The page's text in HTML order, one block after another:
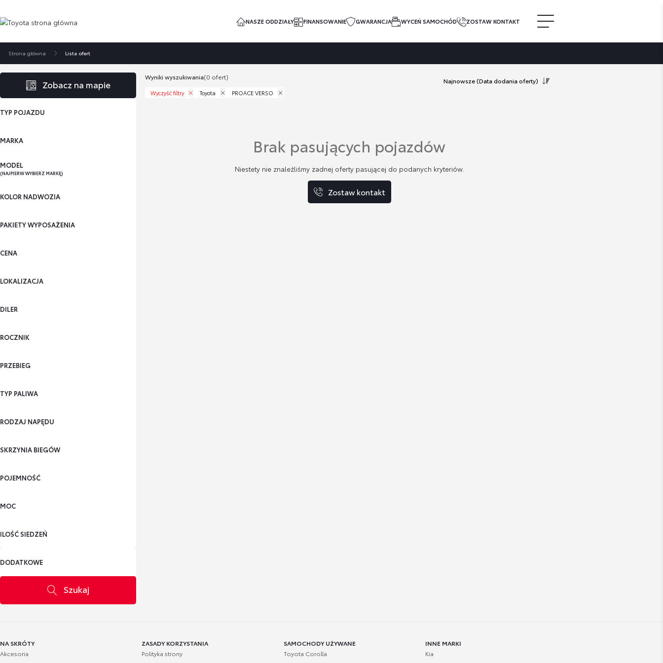
NASZE ODDZIAŁY FINANSOWANIE GWARANCJA WYCEŃ SAMOCHÓD ZOSTAW KONTAKT
Strona główna Lista ofert
Zobacz na mapie
TYP POJAZDU
MARKA
MODEL
(NAJPIERW WYBIERZ MARKĘ)
KOLOR NADWOZIA
PAKIETY WYPOSAŻENIA
CENA
LOKALIZACJA
DILER
ROCZNIK
PRZEBIEG
TYP PALIWA
RODZAJ NAPĘDU
SKRZYNIA BIEGÓW
POJEMNOŚĆ
MOC
ILOŚĆ SIEDZEŃ
DODATKOWE
Szukaj
Wyniki wyszukiwania(0 ofert) Najnowsze(Data dodania oferty)
Wyczyść filtry Toyota PROACE VERSO
Brak pasujących pojazdów
Niestety nie znaleźliśmy żadnej oferty pasującej do podanych kryteriów.
Zostaw kontakt
NA SKRÓTY
Akcesoria
ZASADY KORZYSTANIA
Polityka strony
SAMOCHODY UŻYWANE
Toyota Corolla
INNE MARKI
Kia